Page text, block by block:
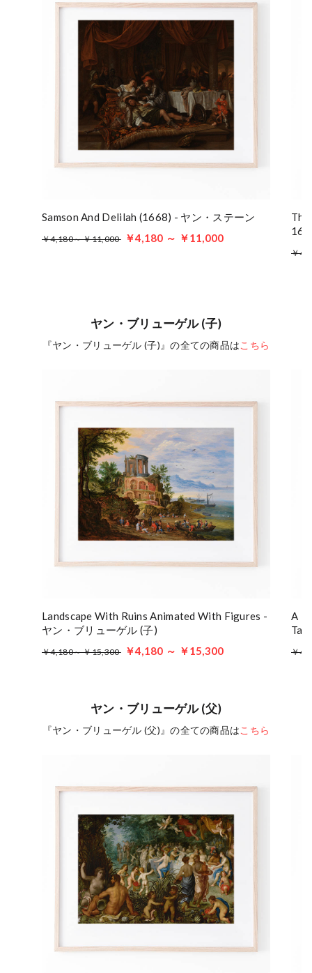
Samson And Delilah (1668) - ヤン・ステーン
￥4,180～ ￥11,000 ￥4,180 ～ ￥11,000
￥
ヤン・ブリューゲル (子)
『ヤン・ブリューゲル (子)』の全ての商品はこちら
Landscape With Ruins Animated With Figures -
ヤン・ブリューゲル (子)
￥4,180～ ￥15,300 ￥4,180 ～ ￥15,300
A
￥
ヤン・ブリューゲル (父)
『ヤン・ブリューゲル (父)』の全ての商品はこちら